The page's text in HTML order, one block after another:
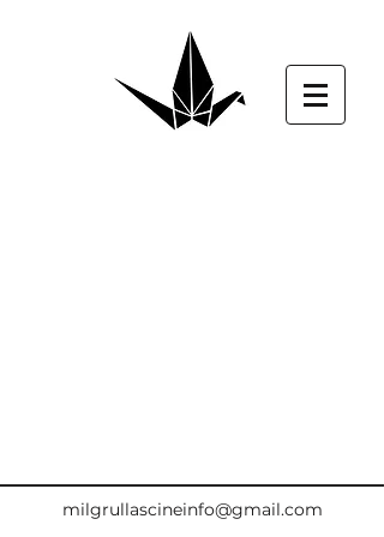
milgrullascineinfo@gmail.com